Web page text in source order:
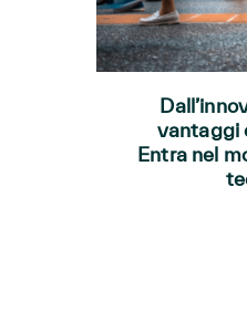
vantaggi
Entra nel